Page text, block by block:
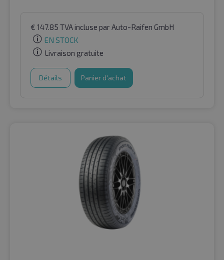
€ 147.85 TVA incluse par Auto-Raifen GmbH
EN STOCK
Livraison gratuite
Détails Panier d'achat